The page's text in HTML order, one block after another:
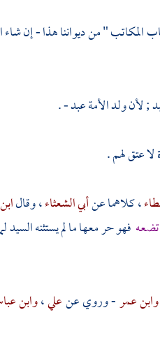
المكاتب " من ديواننا هذا - إن شاء
; لأن ولد الأمة عبد - .
لا عتق لهم .
، كلاهما عنأبي الشعثاء، وقال
فهو حر معها ما لم يستثنه السيد
وابن عمر- وروي عنعلي،وابن